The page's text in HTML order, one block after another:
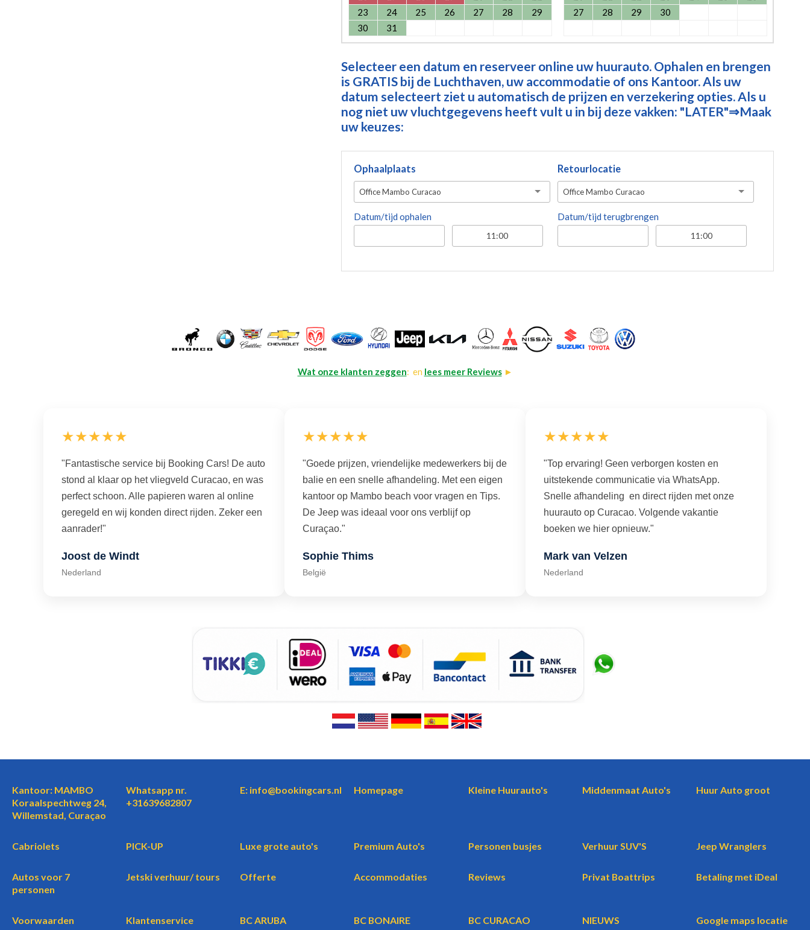
23
24 25 26 27 28
29
30
31
27
28 29 30
Selecteer een datum en reserveer online uw huurauto. Ophalen en brengen
is GRATIS bij de Luchthaven, uw accommodatie of ons Kantoor. Als uw
datum selecteert ziet u automatisch de prijzen en verzekering opties. Als u
nog niet uw vluchtgegevens heeft vult u in bij deze vakken: "LATER"⇒Maak
uw keuzes:
Ophaalplaats
Office Mambo Curacao
Datum/tijd ophalen
Retourlocatie
Office Mambo Curacao
Datum/tijd terugbrengen
Wat onze klanten zeggen: en lees meer Reviews►
★★★★★
"Fantastische service bij Booking Cars! De auto
stond al klaar op het vliegveld Curacao, en was
perfect schoon. Alle papieren waren al online
geregeld en wij konden direct rijden. Zeker een
aanrader!"
Joost de Windt
Nederland
★★★★★
"Goede prijzen, vriendelijke medewerkers bij de
balie en een snelle afhandeling. Met een eigen
kantoor op Mambo beach voor vragen en Tips.
De Jeep was ideaal voor ons verblijf op
Curaçao."
Sophie Thims
België
★★★★★
"Top ervaring! Geen verborgen kosten en
uitstekende communicatie via WhatsApp.
Snelle afhandeling en direct rijden met onze
huurauto op Curacao. Volgende vakantie
boeken we hier opnieuw."
Mark van Velzen
Nederland
Kantoor: MAMBO
Koraalspechtweg 24,
Willemstad, Curaçao
Whatsapp nr.
+31639682807
E: info@bookingcars.nl Homepage Kleine Huurauto's Middenmaat Auto's Huur Auto groot
Cabriolets PICK-UP Luxe grote auto's Premium Auto's Personen busjes Verhuur SUV'S Jeep Wranglers
Autos voor 7
personen
Jetski verhuur/ tours Offerte Accommodaties Reviews Privat Boattrips Betaling met iDeal
Voorwaarden Klantenservice BC ARUBA BC BONAIRE BC CURACAO NIEUWS Google maps locatie